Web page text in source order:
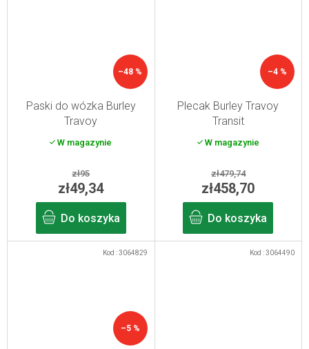
–48 %
Paski do wózka Burley
Travoy
W magazynie
zł95
zł49,34
Do koszyka
–4 %
Plecak Burley Travoy
Transit
W magazynie
zł479,74
zł458,70
Do koszyka
–5 %
Kod :3064829 Kod :3064490